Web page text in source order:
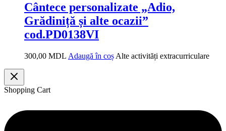
Cântece personalizate „Adio,
Grădiniță și alte ocazii”
cod.PD0138VI
300,00 MDL Adaugă în coș Alte activități extracurriculare
Shopping Cart